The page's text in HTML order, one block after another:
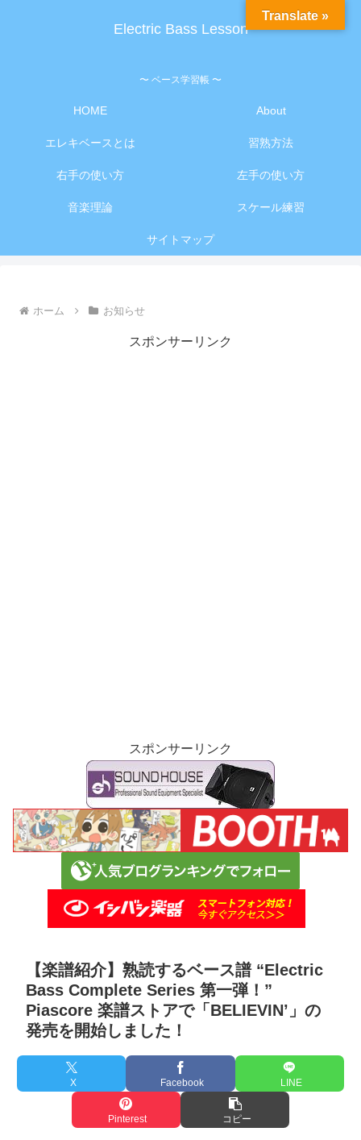
Electric Bass Lesson
〜 ベース学習帳 〜
HOME About
エレキベースとは 習熟方法
右手の使い方 左手の使い方
音楽理論 スケール練習
サイトマップ
ホーム お知らせ
スポンサーリンク
スポンサーリンク
【楽譜紹介】熟読するベース譜 “Electric
Bass Complete Series 第一弾！”
Piascore 楽譜ストアで「BELIEVIN’」の
発売を開始しました！
X Facebook LINE
Pinterest コピー
Translate »